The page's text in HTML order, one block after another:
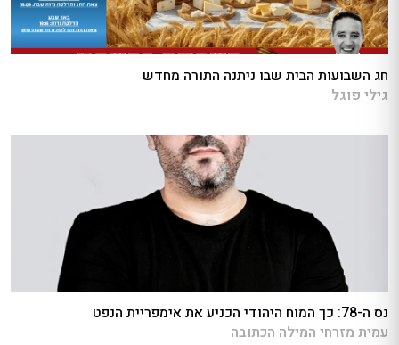
חג השבועות הבית שבו ניתנה התורה מחדש
גילי פוגל
נס ה-78: כך המוח היהודי הכניע את אימפריית הנפט
עמית מזרחי המילה הכתובה